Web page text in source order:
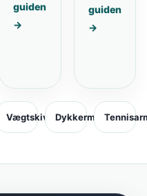
guiden
→
guiden
→
VægtskiverDykkermaske